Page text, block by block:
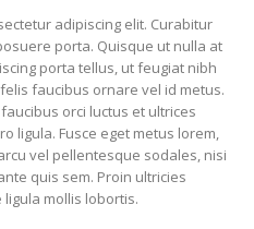
adipiscing elit. Curabitur
porta. Quisque ut nulla at
porta tellus, ut feugiat nibh
faucibus ornare vel id metus.
orci luctus et ultrices
ligula. Fusce eget metus lorem,
vel pellentesque sodales, nisi
quis sem. Proin ultricies
mollis lobortis.